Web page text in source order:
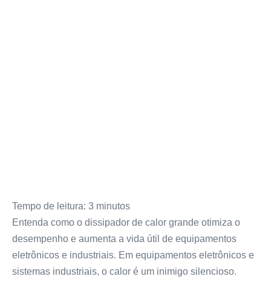
Tempo de leitura: 3 minutos
Entenda como o dissipador de calor grande otimiza o
desempenho e aumenta a vida útil de equipamentos
eletrônicos e industriais. Em equipamentos eletrônicos e
sistemas industriais, o calor é um inimigo silencioso.